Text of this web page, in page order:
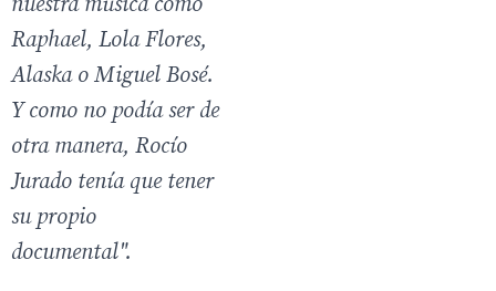
Raphael, Lola Flores,
Alaska o Miguel Bosé.
Y como no podía ser de
otra manera, Rocío
Jurado tenía que tener
su propio
documental".